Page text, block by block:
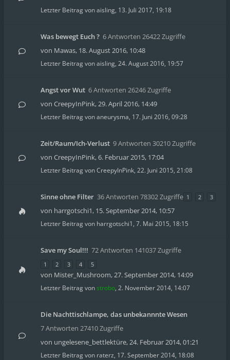
Letzter Beitrag vonaisling, 13. Juli 2017, 19:18
Was bewegt Euch ? 6 Antworten 26422 Zugriffe
von Mawas, 18. August 2016, 10:48
Letzter Beitrag vonaisling, 24. August 2016, 19:57
Angst vor Wut 6 Antworten 26246 Zugriffe
von CreepyInPink,29. April 2016, 14:49
Letzter Beitrag vonaneurysma, 17. Juni 2016, 09:28
Zeit/Raum/Ich-Verlust 9 Antworten 30210 Zugriffe
von CreepyInPink,6. Februar 2015, 17:04
Letzter Beitrag vonCreepyInPink, 22. Juni 2015, 21:08
Sinne ohne Filter 36 Antworten 78302 Zugriffe 1 2 3
von harrgotschi1, 15. September 2014, 10:57
Letzter Beitrag von harrgotschi1, 7. Mai 2015, 18:15
Save my Soul!!! 72 Antworten 141037 Zugriffe
1 2 3 4 5
von Mister_Mushroom,27. September 2014, 14:09
Letzter Beitrag vonstrobo, 2. November 2014, 14:07
Die Nachttischlampe, das unbekannnte Wesen
7 Antworten 27410 Zugriffe
von ungelesene_bettlektüre,24. Februar 2014, 01:21
Letzter Beitrag von raterz, 17. September 2014, 18:08